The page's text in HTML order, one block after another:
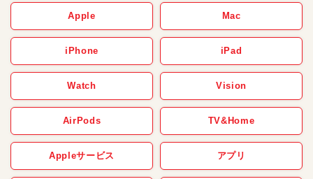
Apple Mac
iPhone iPad
Watch Vision
AirPods TV&Home
Appleサービス アプリ